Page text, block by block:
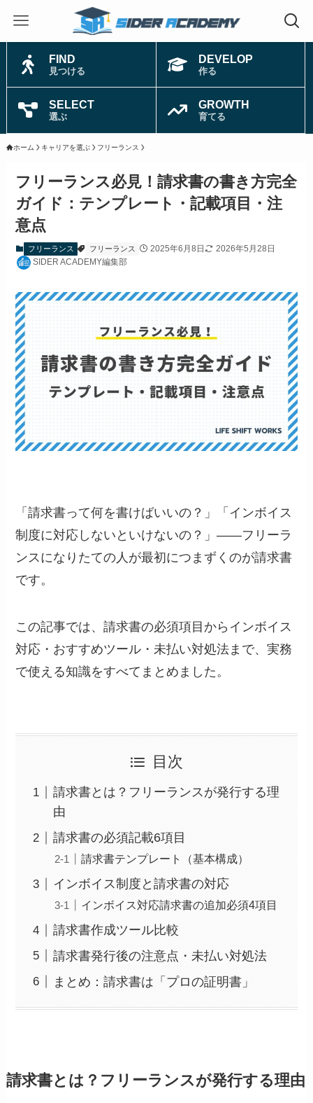
FIND
見つける
DEVELOP
作る
SELECT
選ぶ
GROWTH
育てる
ホーム キャリアを選ぶ フリーランス
フリーランス必見！請求書の書き方完全
ガイド：テンプレート・記載項目・注
意点
フリーランス フリーランス 2025年6月8日
2026年5月28日
SIDER ACADEMY編集部
「請求書って何を書けばいいの？」「インボイス
制度に対応しないといけないの？」——フリーラ
ンスになりたての人が最初につまずくのが請求書
です。
この記事では、請求書の必須項目からインボイス
対応・おすすめツール・未払い対処法まで、実務
で使える知識をすべてまとめました。
目次
請求書とは？フリーランスが発行する理
由
請求書の必須記載6項目
請求書テンプレート（基本構成）
インボイス制度と請求書の対応
インボイス対応請求書の追加必須4項目
請求書作成ツール比較
請求書発行後の注意点・未払い対処法
まとめ：請求書は「プロの証明書」
請求書とは？フリーランスが発行する理由